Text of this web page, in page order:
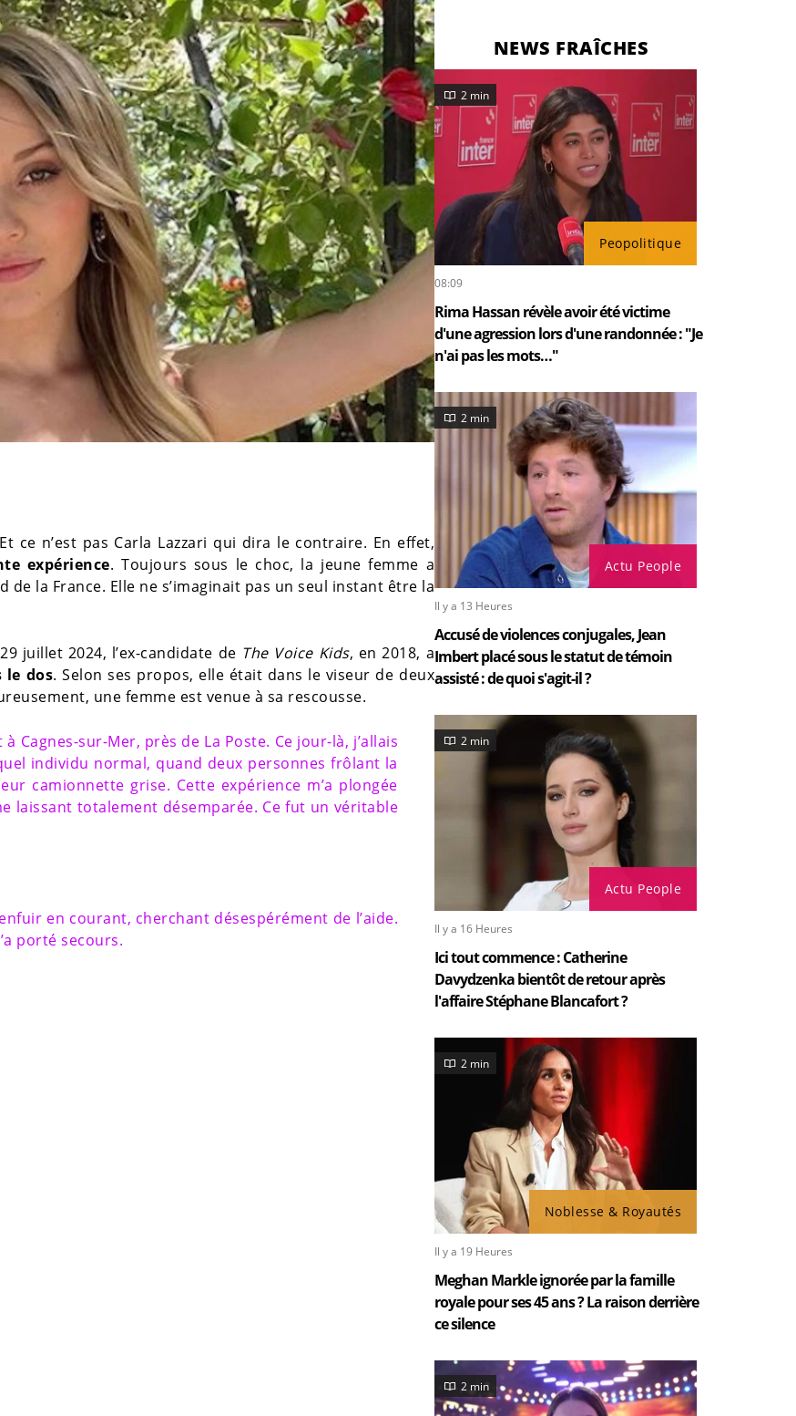
ce n’est pas Carla Lazzari qui dira le contraire. En effet,
expérience. Toujours sous le choc, la jeune femme a
la France. Elle ne s’imaginait pas un seul instant être la
juillet 2024, l’ex-candidate de The Voice Kids, en 2018, a
le dos. Selon ses propos, elle était dans le viseur de deux
une femme est venue à sa rescousse.
Cagnes-sur-Mer, près de La Poste. Ce jour-là, j’allais
individu normal, quand deux personnes frôlant la
camionnette grise. Cette expérience m’a plongée
laissant totalement désemparée. Ce fut un véritable
en courant, cherchant désespérément de l’aide.
porté secours.
NEWS FRAÎCHES
Peopolitique
2 min
08:09
Rima Hassan révèle avoir été victime
d'une agression lors d'une randonnée : "Je
n'ai pas les mots…"
Actu People
2 min
Il y a 13 Heures
Accusé de violences conjugales, Jean
Imbert placé sous le statut de témoin
assisté : de quoi s'agit-il ?
Actu People
2 min
Il y a 16 Heures
Ici tout commence : Catherine
Davydzenka bientôt de retour après
l'affaire Stéphane Blancafort ?
Noblesse & Royautés
2 min
Il y a 19 Heures
Meghan Markle ignorée par la famille
royale pour ses 45 ans ? La raison derrière
ce silence
2 min